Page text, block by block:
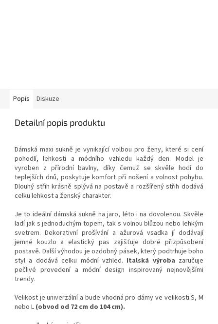
Popis Diskuze
Detailní popis produktu
Dámská maxi sukně je vynikající volbou pro ženy, které si cení
pohodlí, lehkosti a módního vzhledu každý den. Model je
vyroben z přírodní bavlny, díky čemuž se skvěle hodí do
teplejších dnů, poskytuje komfort při nošení a volnost pohybu.
Dlouhý střih krásně splývá na postavě a rozšířený střih dodává
celku lehkost a ženský charakter.
Je to ideální dámská sukně na jaro, léto i na dovolenou. Skvěle
ladí jak s jednoduchým topem, tak s volnou blůzou nebo lehkým
svetrem. Dekorativní prošívání a ažurová vsadka jí dodávají
jemné kouzlo a elastický pas zajišťuje dobré přizpůsobení
postavě. Další výhodou je ozdobný pásek, který podtrhuje boho
styl a dodává celku módní vzhled. Italská výroba zaručuje
pečlivé provedení a módní design inspirovaný nejnovějšími
trendy.
Velikost je univerzální a bude vhodná pro dámy ve velikosti S, M
nebo L (obvod od 72 cm do 104 cm).